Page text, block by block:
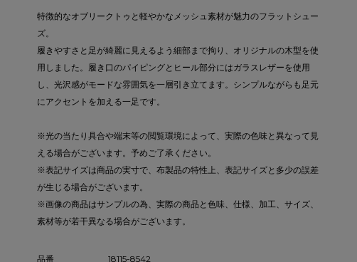
特徴的なオブリークトゥと軽やかなメッシュ素材が魅力のフラットシュー
ズ。
履きやすさと足が綺麗に見えるよう細部まで拘り、オリジナルの木型を使
用しました。履き口のパイピングとヒール部分にはガラスレザーを使用
し、光沢感がモードな雰囲気を一層引き立てます。シンプルながらも足元
にアクセントを加える一足です。
※光の当たり具合や端末等の閲覧環境によって、実際の色味と異なって見
える場合がございます。予めご了承ください。
※表記サイズは商品の実寸で、布製品の特性上、表記サイズと多少の誤差
が生じる場合がございます。
※画像の商品はサンプルの為、実際の商品と色味、仕様、加工、サイズ、
素材等が若干異なる場合がございます。
品番
18115-8542